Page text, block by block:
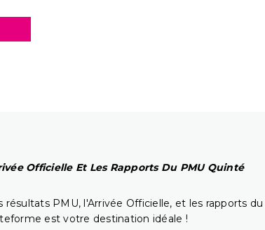
Officielle Et Les Rapports Du PMU Quinté
PMU, l'Arrivée Officielle, et les rapports
est votre destination idéale !